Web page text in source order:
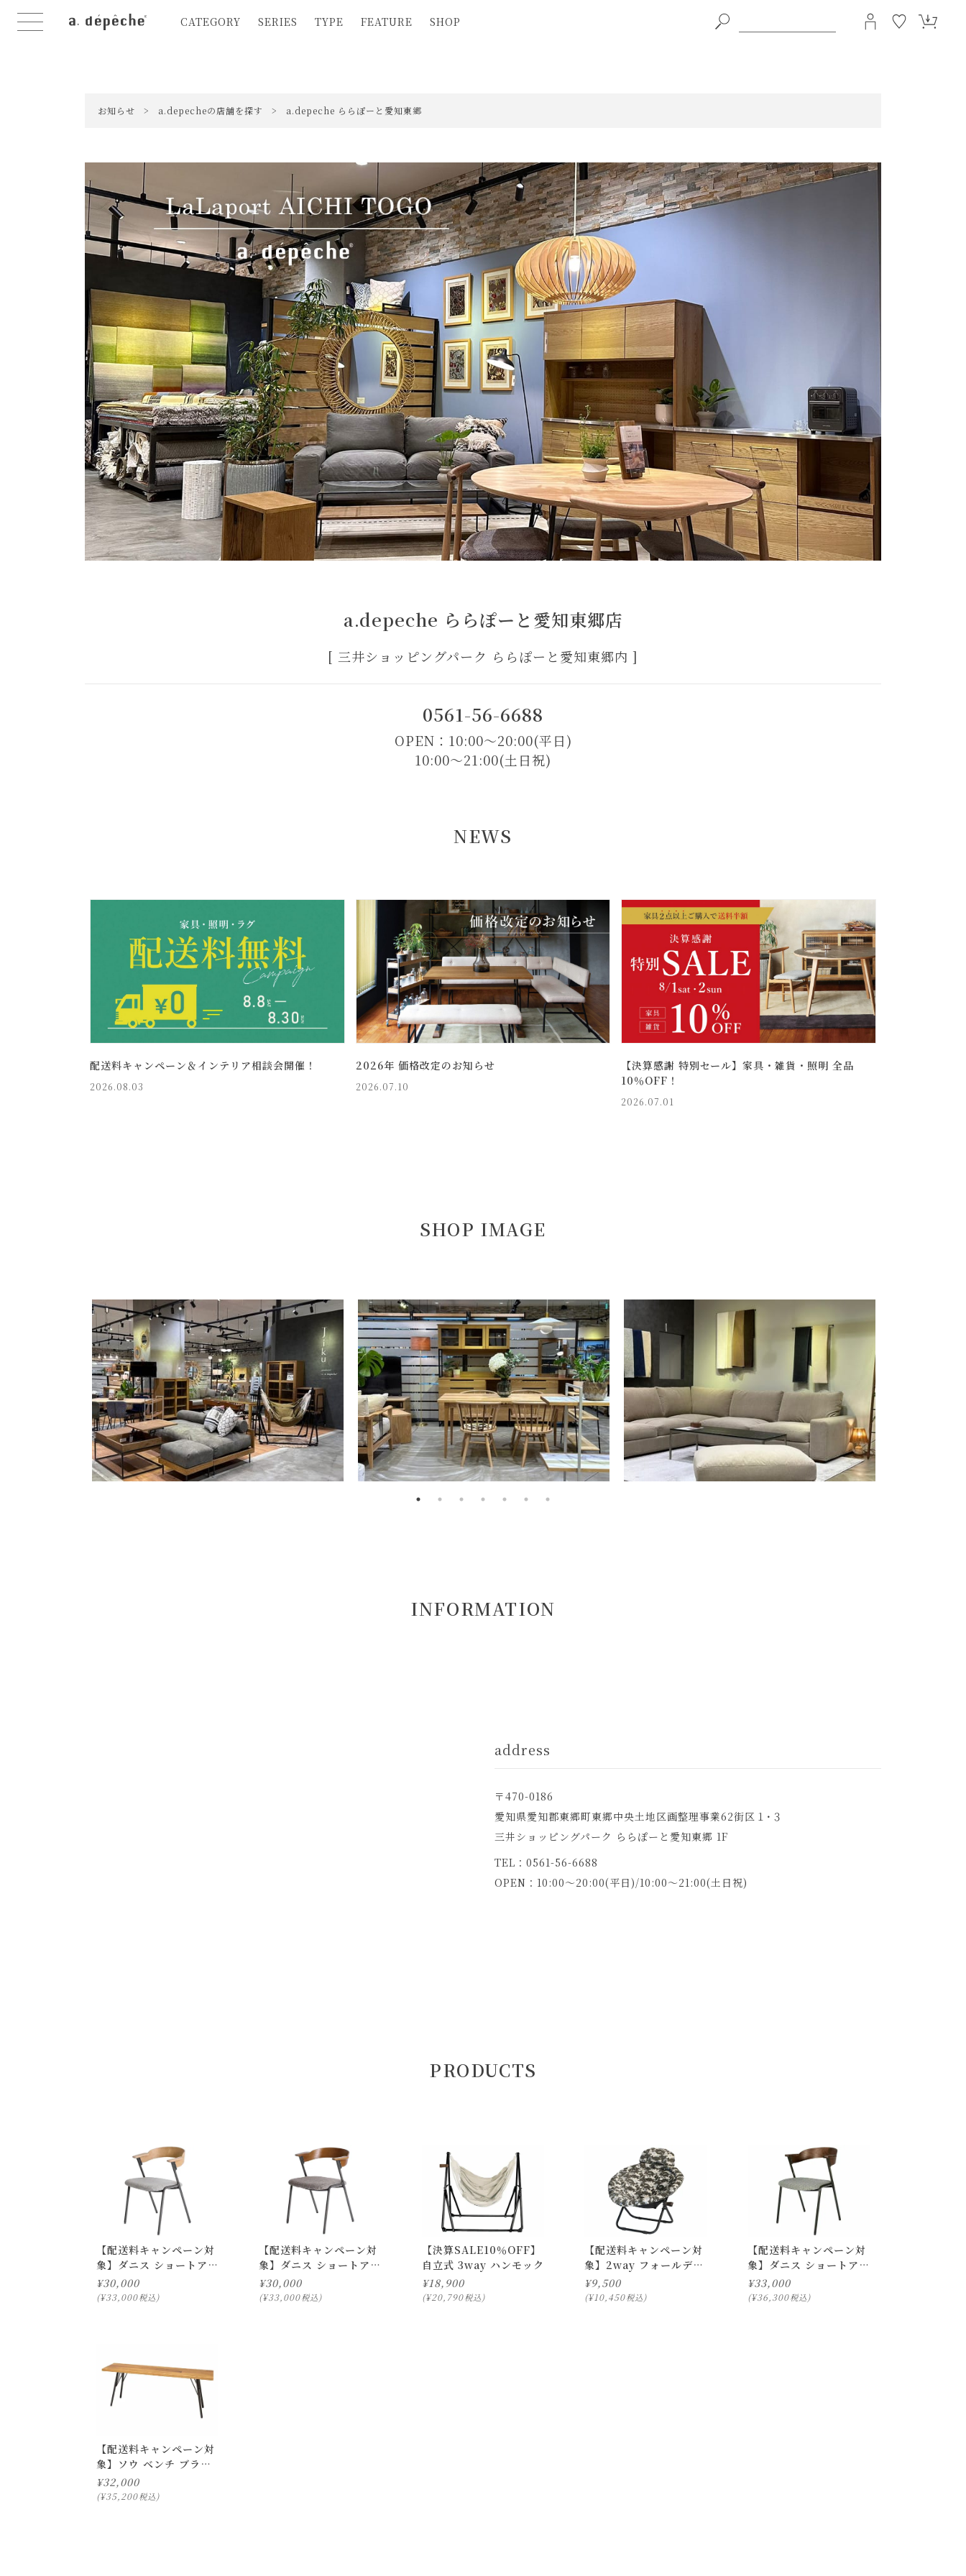
CATEGORY SERIES TYPE FEATURE SHOP
お知らせ > a.depecheの店舗を探す > a.depeche ららぽーと愛知東郷
a.depeche ららぽーと愛知東郷店
[ 三井ショッピングパーク ららぽーと愛知東郷内 ]
0561-56-6688
OPEN：10:00～20:00(平日)
10:00～21:00(土日祝)
NEWS
配送料キャンペーン＆インテリア相談会開催！
2026.08.03
2026年 価格改定のお知らせ
2026.07.10
【決算感謝 特別セール】家具・雑貨・照明 全品
10％OFF！
2026.07.01
SHOP IMAGE
INFORMATION
address
〒470-0186
愛知県愛知郡東郷町東郷中央土地区画整理事業62街区１･３
三井ショッピングパーク ららぽーと愛知東郷 1F
TEL： 0561-56-6688
OPEN：10:00～20:00(平日)/10:00～21:00(土日祝)
PRODUCTS
【配送料キャンペーン対
象】ダニス ショートアー
ムチェア アームナチュラ
ル
¥30,000
¥33,000税込
【配送料キャンペーン対
象】ダニス ショートアー
ムチェア アームブラウン
¥30,000
¥33,000税込
【決算SALE10％OFF】
自立式 3way ハンモック
¥18,900
¥20,790税込
【配送料キャンペーン対
象】2way フォールディ
ング チェア
¥9,500
¥10,450税込
【配送料キャンペーン対
象】ダニス ショートアー
ムチェア アーム ウォル
ナット
¥33,000
¥36,300税込
【配送料キャンペーン対
象】ソウ ベンチ ブラウ
ン
¥32,000
¥35,200税込